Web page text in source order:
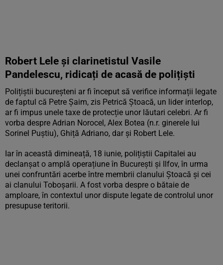
Robert Lele și clarinetistul Vasile
Pandelescu, ridicați de acasă de polițiști
Polițiștii bucureșteni ar fi început să verifice informații legate
de faptul că Petre Șaim, zis Petrică Ștoacă, un lider interlop,
ar fi impus unele taxe de protecție unor lăutari celebri. Ar fi
vorba despre Adrian Norocel, Alex Botea (n.r. ginerele lui
Sorinel Puștiu), Ghiță Adriano, dar și Robert Lele.
Iar în această dimineață, 18 iunie, polițiștii Capitalei au
declanșat o amplă operațiune în București și Ilfov, în urma
unei confruntări acerbe între membrii clanului Ștoacă și cei
ai clanului Toboșarii. A fost vorba despre o bătaie de
amploare, în contextul unor dispute legate de controlul unor
presupuse teritorii.